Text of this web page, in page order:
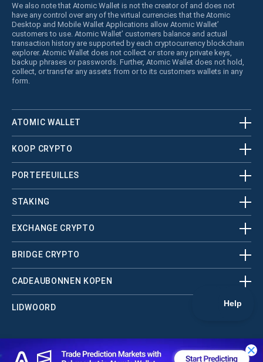
We also note that Atomic Wallet is not the creator of and does not
have any control over any of the virtual currencies that the Atomic
Desktop and Mobile Wallet Applications allow Atomic Wallet’
customers to use. Atomic Wallet’ customers balance and actual
transaction history are supported by each cryptocurrency blockchain
explorer. Atomic Wallet does not collect or store any private keys,
backup phrases or passwords. Further, Atomic Wallet does not hold,
collect, or transfer any assets from or to its customers wallets in any
form.
ATOMIC WALLET
KOOP CRYPTO
PORTEFEUILLES
STAKING
EXCHANGE CRYPTO
BRIDGE CRYPTO
CADEAUBONNEN KOPEN
LIDWOORD